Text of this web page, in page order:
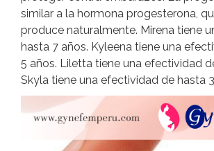
similar a la hormona progesterona,
produce naturalmente. Mirena tiene
hasta 7 años. Kyleena tiene una
5 años. Liletta tiene una efectividad
Skyla tiene una efectividad de hasta